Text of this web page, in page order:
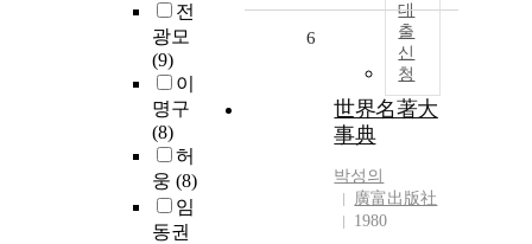
전
광모
(9)
이
명구
(8)
허
웅 (8)
임
동권
대
출
신
청
6
世界名著大
事典
박성의
廣富出版社
1980